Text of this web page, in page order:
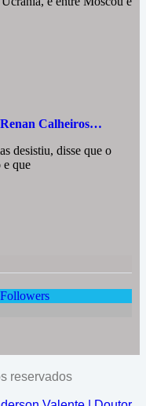
Calheiros…
desistiu, disse que o
que
Followers
reservados